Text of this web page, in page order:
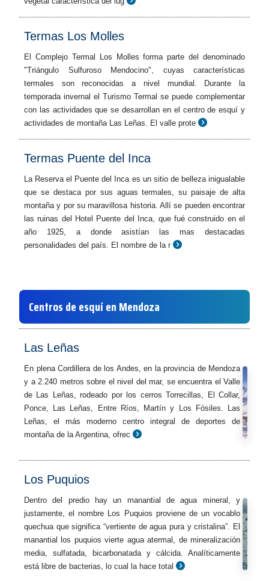
Termas Los Molles
El Complejo Termal Los Molles forma parte del denominado
"Triángulo Sulfuroso Mendocino", cuyas características
termales son reconocidas a nivel mundial. Durante la
temporada invernal el Turismo Termal se puede complementar
con las actividades que se desarrollan en el centro de esquí y
actividades de montaña Las Leñas. El valle prote
Termas Puente del Inca
La Reserva el Puente del Inca es un sitio de belleza inigualable
que se destaca por sus aguas termales, su paisaje de alta
montaña y por su maravillosa historia. Allí se pueden encontrar
las ruinas del Hotel Puente del Inca, que fué construido en el
año 1925, a donde asistían las mas destacadas
personalidades del país. El nombre de la r
Centros de esquí en Mendoza
Las Leñas
En plena Cordillera de los Andes, en la provincia de Mendoza
y a 2.240 metros sobre el nivel del mar, se encuentra el Valle
de Las Leñas, rodeado por los cerros Torrecillas, El Collar,
Ponce, Las Leñas, Entre Ríos, Martín y Los Fósiles. Las
Leñas, el más moderno centro integral de deportes de
montaña de la Argentina, ofrec
Los Puquios
Dentro del predio hay un manantial de agua mineral, y
justamente, el nombre Los Puquios proviene de un vocablo
quechua que significa “vertiente de agua pura y cristalina”. El
manantial los puquios vierte agua atermal, de mineralización
media, sulfatada, bicarbonatada y cálcida. Analíticamente
está libre de bacterias, lo cual la hace total